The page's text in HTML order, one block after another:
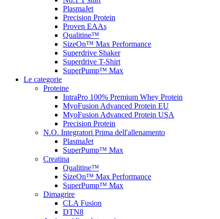
PlasmaJet
Precision Protein
Proven EAAs
Qualitine™
SizeOn™ Max Performance
Superdrive Shaker
Superdrive T-Shirt
SuperPump™ Max
Le categorie
Proteine
IntraPro 100% Premium Whey Protein
MyoFusion Advanced Protein EU
MyoFusion Advanced Protein USA
Precision Protein
N.O. Integratori Prima dell'allenamento
PlasmaJet
SuperPump™ Max
Creatina
Qualitine™
SizeOn™ Max Performance
SuperPump™ Max
Dimagrire
CLA Fusion
DTN8